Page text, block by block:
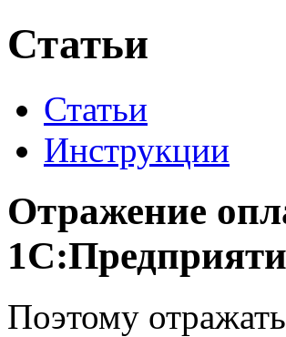
Статьи
Статьи
Инструкции
Отражение
Поэтому